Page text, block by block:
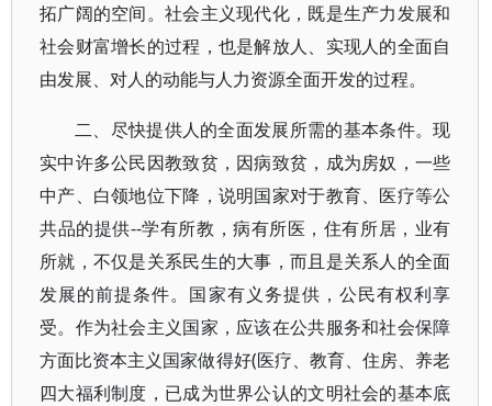
拓广阔的空间。社会主义现代化，既是生产力发展和
社会财富增长的过程，也是解放人、实现人的全面自
由发展、对人的动能与人力资源全面开发的过程。
二、尽快提供人的全面发展所需的基本条件。现
实中许多公民因教致贫，因病致贫，成为房奴，一些
中产、白领地位下降，说明国家对于教育、医疗等公
共品的提供--学有所教，病有所医，住有所居，业有
所就，不仅是关系民生的大事，而且是关系人的全面
发展的前提条件。国家有义务提供，公民有权利享
受。作为社会主义国家，应该在公共服务和社会保障
方面比资本主义国家做得好(医疗、教育、住房、养老
四大福利制度，已成为世界公认的文明社会的基本底